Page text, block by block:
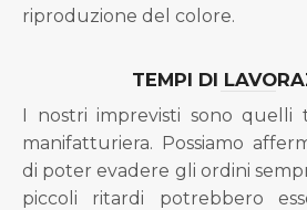
riproduzione del colore.
TEMPI DI
I nostri imprevisti sono quelli
manifatturiera. Possiamo
di poter evadere gli ordini
piccoli ritardi potrebbero